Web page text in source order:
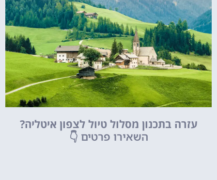
עזרה בתכנון מסלול טיול לצפון איטליה?
השאירו פרטים 👇